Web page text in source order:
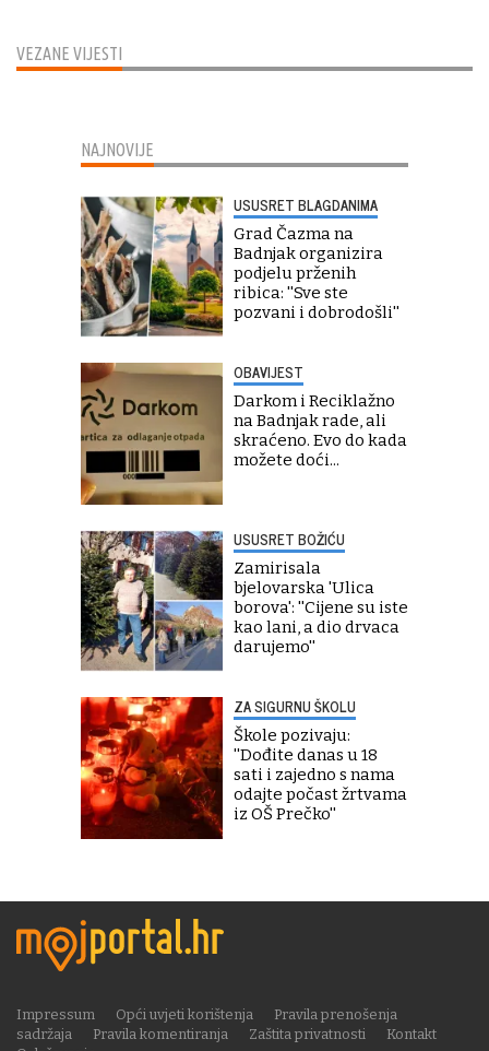
VEZANE VIJESTI
NAJNOVIJE
USUSRET BLAGDANIMA
Grad Čazma na
Badnjak organizira
podjelu prženih
ribica: ''Sve ste
pozvani i dobrodošli''
OBAVIJEST
Darkom i Reciklažno
na Badnjak rade, ali
skraćeno. Evo do kada
možete doći...
USUSRET BOŽIĆU
Zamirisala
bjelovarska 'Ulica
borova': ''Cijene su iste
kao lani, a dio drvaca
darujemo''
ZA SIGURNU ŠKOLU
Škole pozivaju:
''Dođite danas u 18
sati i zajedno s nama
odajte počast žrtvama
iz OŠ Prečko''
Impressum Opći uvjeti korištenja
Pravila prenošenja
sadržaja
Pravila komentiranja Zaštita privatnosti
Kontakt